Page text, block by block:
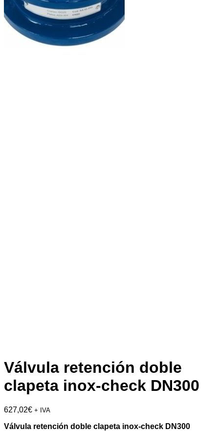
Válvula retención doble
clapeta inox-check DN300
627,02€ + IVA
Válvula retención doble clapeta inox-check DN300